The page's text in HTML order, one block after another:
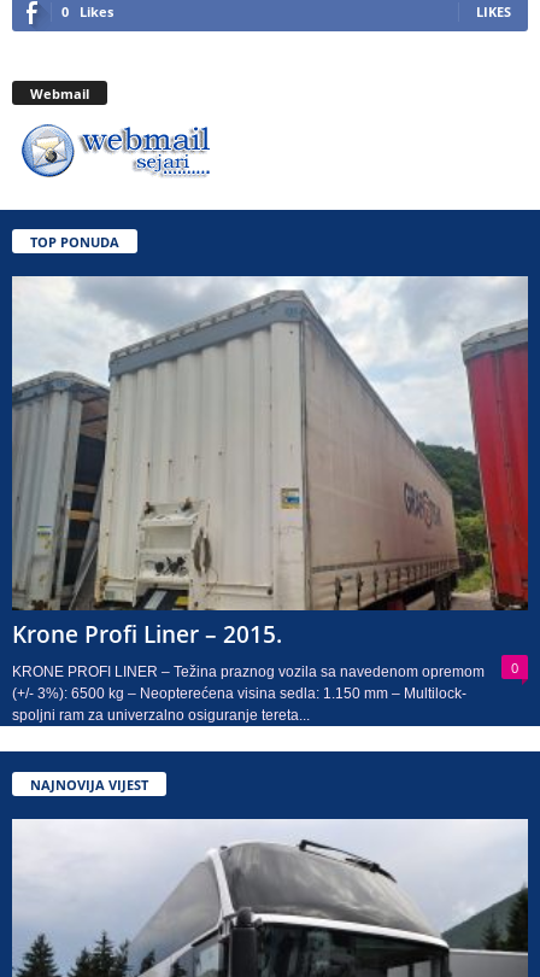
0 Likes LIKES
Webmail
TOP PONUDA
Krone Profi Liner – 2015.
0
KRONE PROFI LINER – Težina praznog vozila sa navedenom opremom
(+/- 3%): 6500 kg – Neopterećena visina sedla: 1.150 mm – Multilock-
spoljni ram za univerzalno osiguranje tereta...
NAJNOVIJA VIJEST